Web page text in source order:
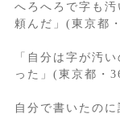
へろへろで字も
頼んだ」(東京都
「自分は字が汚
った」(東京都・
自分で書いたの